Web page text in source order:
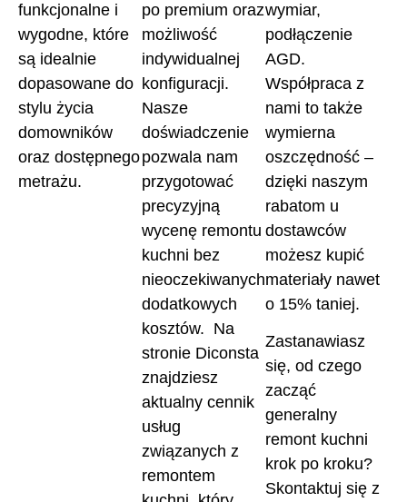
funkcjonalne i
wygodne, które
są idealnie
dopasowane do
stylu życia
domowników
oraz dostępnego
metrażu.
po premium oraz
możliwość
indywidualnej
konfiguracji.
Nasze
doświadczenie
pozwala nam
przygotować
precyzyjną
wycenę remontu
kuchni bez
nieoczekiwanych
dodatkowych
kosztów. Na
stronie Diconsta
znajdziesz
aktualny cennik
usług
związanych z
remontem
wymiar,
podłączenie
AGD.
Współpraca z
nami to także
wymierna
oszczędność –
dzięki naszym
rabatom u
dostawców
możesz kupić
materiały nawet
o 15% taniej.
Zastanawiasz
się, od czego
zacząć
generalny
remont kuchni
krok po kroku?
Skontaktuj się z